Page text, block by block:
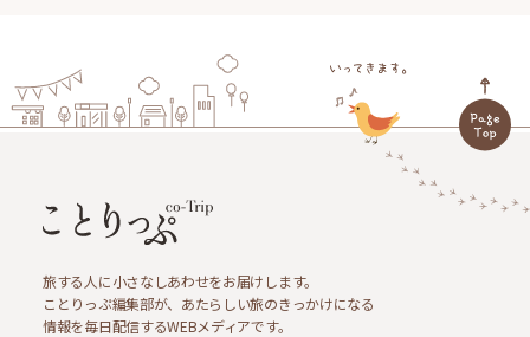
旅する人に小さなしあわせをお届けします。
ことりっぷ編集部が、あたらしい旅のきっかけになる
情報を毎日配信するWEBメディアです。